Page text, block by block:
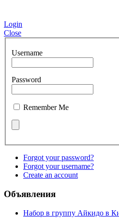
Login
Close
Username
Password
Remember Me
Forgot your password?
Forgot your username?
Create an account
Объявления
Набор в группу Айкидо в